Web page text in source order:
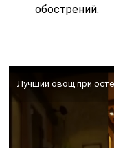
обострений.
Лучший овощ при